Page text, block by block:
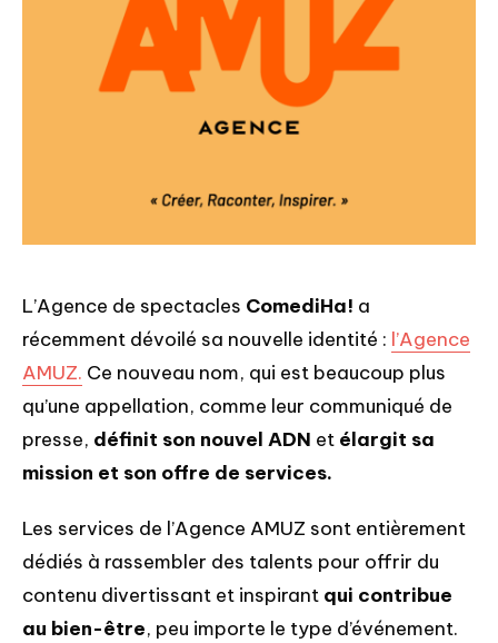
L’Agence de spectacles ComediHa! a
récemment dévoilé sa nouvelle identité : l’Agence
AMUZ. Ce nouveau nom, qui est beaucoup plus
qu’une appellation, comme leur communiqué de
presse, définit son nouvel ADN et élargit sa
mission et son offre de services.
Les services de l’Agence AMUZ sont entièrement
dédiés à rassembler des talents pour offrir du
contenu divertissant et inspirant qui contribue
au bien-être, peu importe le type d’événement.